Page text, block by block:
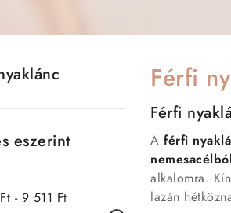
eszerint
- 9 511 Ft
Férfi
Férfi
A férfi
alkalomra.
lazán